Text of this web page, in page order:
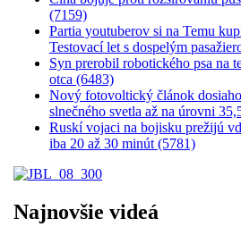
(7159)
Partia youtuberov si na Temu
Testovací let s dospelým
Syn prerobil robotického psa na
otca (6483)
Nový fotovoltický článok
slnečného svetla až na úrovni
Ruskí vojaci na bojisku prežijú
iba 20 až 30 minút (5781)
Najnovšie videá